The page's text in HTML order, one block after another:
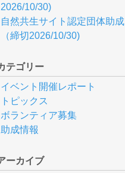
2026/10/30)
自然共生サイト認定団体助成
（締切2026/10/30)
テゴリー
イベント開催レポート
トピックス
ボランティア募集
助成情報
ーカイブ